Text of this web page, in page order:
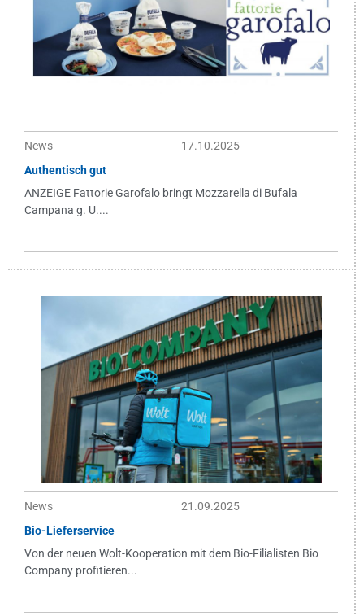
News
17.10.2025
Authentisch gut
ANZEIGE Fattorie Garofalo bringt Mozzarella di Bufala
Campana g. U....
News
21.09.2025
Bio-Lieferservice
Von der neuen Wolt-Kooperation mit dem Bio-Filialisten Bio
Company profitieren...